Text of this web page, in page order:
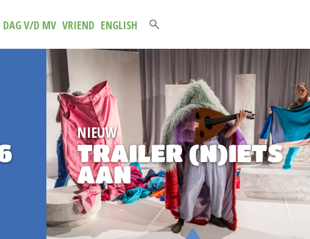
DAG V/D MV VRIEND ENGLISH
NIEUW
TRAILER (N)IETS
AAN